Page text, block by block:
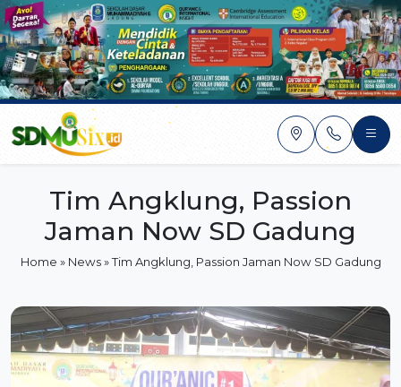
Skip
to
content
Tim Angklung, Passion
Jaman Now SD Gadung
Home » News»Tim Angklung, Passion Jaman Now SD Gadung